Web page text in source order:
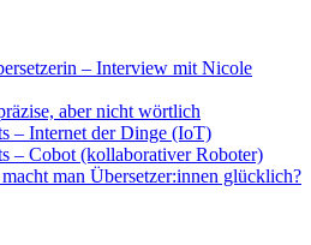
– Interview mit Nicole
aber nicht wörtlich
– Internet der Dinge (IoT)
– Cobot (kollaborativer Roboter)
man Übersetzer:innen glücklich?